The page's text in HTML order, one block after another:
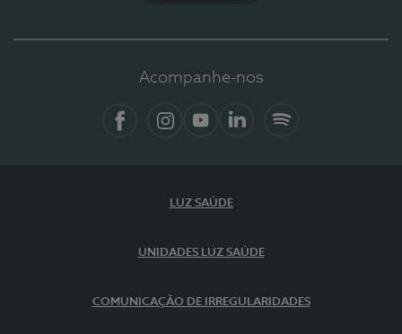
Acompanhe-nos
LUZ SAÚDE
UNIDADES LUZ SAÚDE
COMUNICAÇÃO DE IRREGULARIDADES